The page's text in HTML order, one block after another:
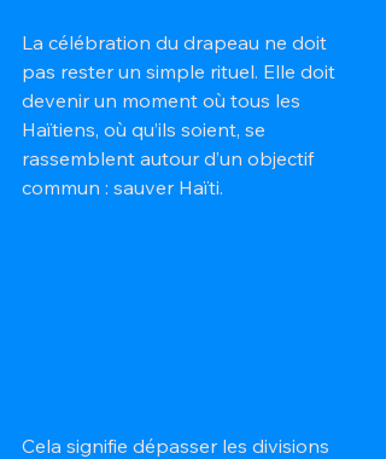
La célébration du drapeau ne doit
pas rester un simple rituel. Elle doit
devenir un moment où tous les
Haïtiens, où qu’ils soient, se
rassemblent autour d’un objectif
commun : sauver Haïti.
Cela signifie dépasser les divisions